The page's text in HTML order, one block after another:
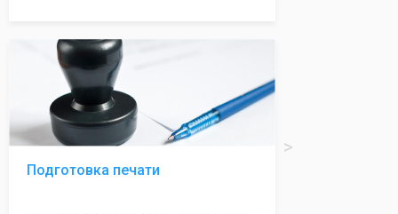
инспекции при подаче документов на
регистрацию.
Подготовка печати